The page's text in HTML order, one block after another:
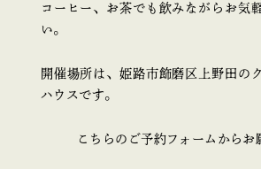
コーヒー、お茶でも飲みながらお気
い。
開催場所は、姫路市飾磨区上野田の
ハウスです。
こちらのご予約フォームからお